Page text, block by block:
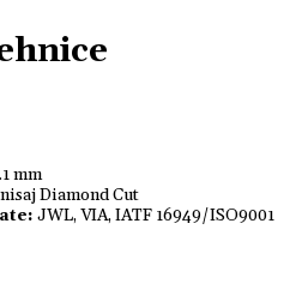
mm
Diamond Cut
JWL, VIA, IATF 16949/ISO9001